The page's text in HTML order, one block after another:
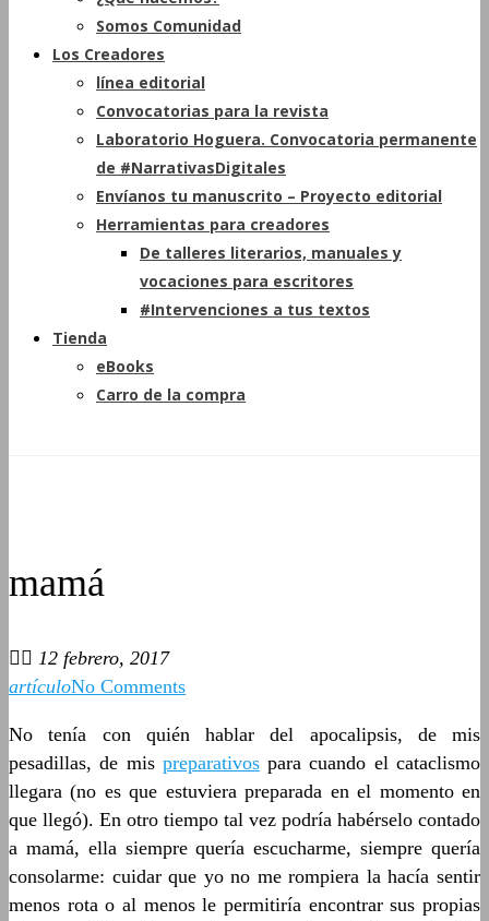
Somos Comunidad
Los Creadores
línea editorial
Convocatorias para la revista
Laboratorio Hoguera. Convocatoria permanente
de #NarrativasDigitales
Envíanos tu manuscrito – Proyecto editorial
Herramientas para creadores
De talleres literarios, manuales y
vocaciones para escritores
#Intervenciones a tus textos
Tienda
eBooks
Carro de la compra
mamá
12 febrero, 2017
artículoNo Comments
No tenía con quién hablar del apocalipsis, de mis
pesadillas, de mis preparativospara cuando el cataclismo
llegara (no es que estuviera preparada en el momento en
que llegó). En otro tiempo tal vez podría habérselo contado
a mamá, ella siempre quería escucharme, siempre quería
consolarme: cuidar que yo no me rompiera la hacía sentir
menos rota o al menos le permitiría encontrar sus propias